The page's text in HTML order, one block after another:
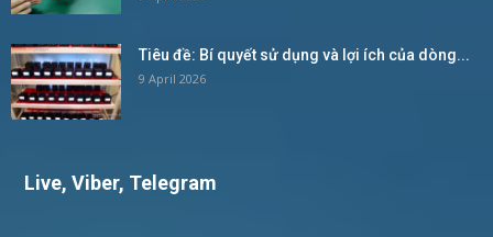
Tiêu đề: Bí quyết sử dụng và lợi ích của dòng...
9 April 2026
Live, Viber, Telegram